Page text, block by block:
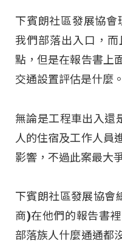
下賓朗社區發展協會
我們部落出入口，
點，但是在報告書上
交通設置評估是什麼。
無論是工程車出入還
人的住宿及工作人員
影響，不過此案最大
下賓朗社區發展協會
商)在他們的報告書
部落族人什麼通通都